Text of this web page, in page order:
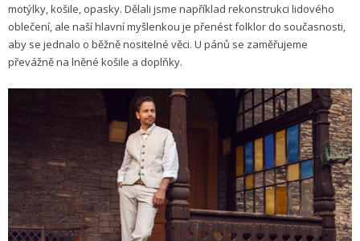
motýlky, košile, opasky. Dělali jsme například rekonstrukci lidového
oblečení, ale naší hlavní myšlenkou je přenést folklor do současnosti,
aby se jednalo o běžně nositelné věci. U pánů se zaměřujeme
převážně na lněné košile a doplňky.